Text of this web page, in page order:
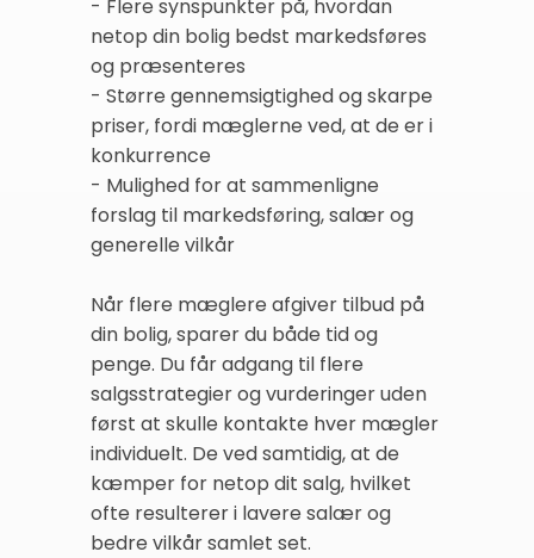
- Flere synspunkter på, hvordan
netop din bolig bedst markedsføres
og præsenteres
- Større gennemsigtighed og skarpe
priser, fordi mæglerne ved, at de er i
konkurrence
- Mulighed for at sammenligne
forslag til markedsføring, salær og
generelle vilkår
Når flere mæglere afgiver tilbud på
din bolig, sparer du både tid og
penge. Du får adgang til flere
salgsstrategier og vurderinger uden
først at skulle kontakte hver mægler
individuelt. De ved samtidig, at de
kæmper for netop dit salg, hvilket
ofte resulterer i lavere salær og
bedre vilkår samlet set.